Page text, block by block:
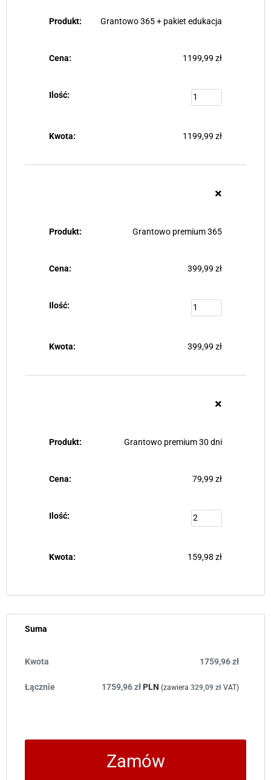
Grantowo 365 + pakiet edukacja
1199,99 zł
1199,99 zł
×
Grantowo premium 365
399,99 zł
399,99 zł
×
Grantowo premium 30 dni
79,99 zł
159,98 zł
Suma
1759,96zł
1759,96zł PLN (zawiera 329,09 zł VAT)
Zamów